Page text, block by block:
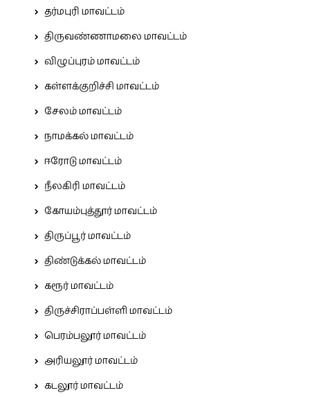
தர்மபுரி மாவட்டம்
திருவண்ணாமலை மாவட்டம்
விழுப்புரம் மாவட்டம்
கள்ளக்குறிச்சி மாவட்டம்
சேலம் மாவட்டம்
நாமக்கல் மாவட்டம்
ஈரோடு மாவட்டம்
நீலகிரி மாவட்டம்
கோயம்புத்தூர் மாவட்டம்
திருப்பூர் மாவட்டம்
திண்டுக்கல் மாவட்டம்
கரூர் மாவட்டம்
திருச்சிராப்பள்ளி மாவட்டம்
பெரம்பலூர் மாவட்டம்
அரியலூர் மாவட்டம்
கடலூர் மாவட்டம்